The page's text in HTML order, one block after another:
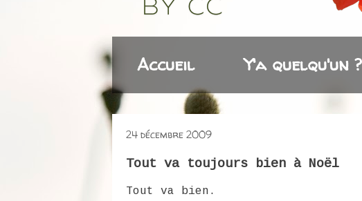
Accueil Y'a quelqu'un ?
24 décembre 2009
Tout va toujours bien à Noël
Tout va bien.